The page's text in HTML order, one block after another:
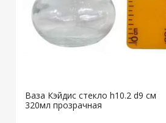
Ваза Кэйдис стекло h10.2 d9 см
320мл прозрачная